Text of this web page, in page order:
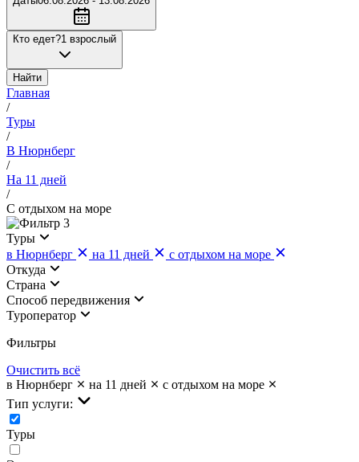
Кто едет?1 взрослый
Найти
Главная
/
Туры
/
В Нюрнберг
/
На 11 дней
/
С отдыхом на море
3
Туры
в Нюрнберг
на 11 дней
с отдыхом на море
Откуда
Страна
Cпособ передвижения
Туроператор
Фильтры
Очистить всё
в Нюрнберг
на 11 дней
с отдыхом на море
Тип услуги:
Туры